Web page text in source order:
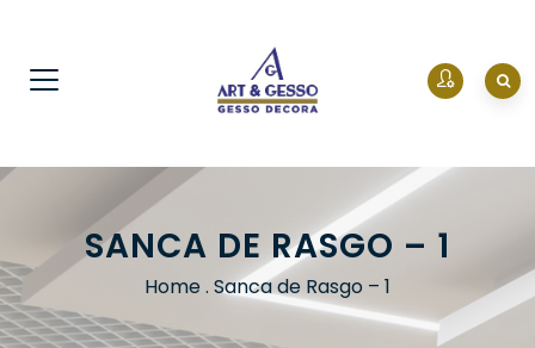
SANCA DE RASGO – 1
Home. Sanca de Rasgo – 1